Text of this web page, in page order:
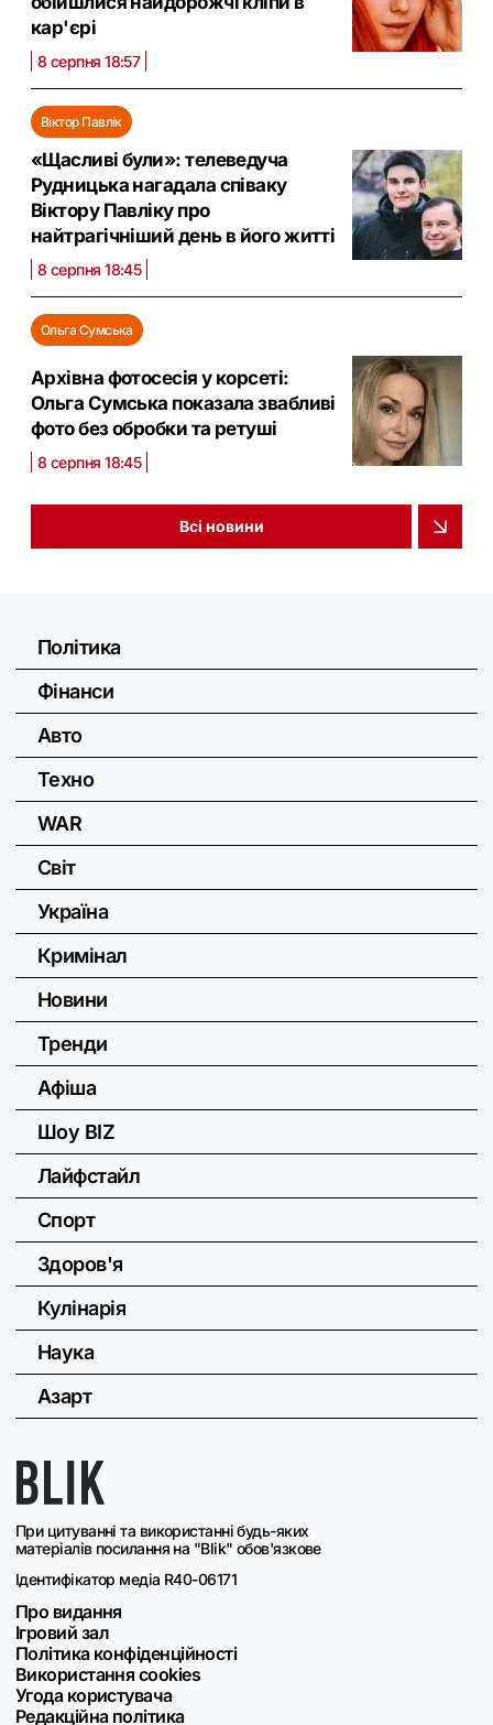
кар'єрі
8 серпня 18:57
Віктор Павлік
«Щасливі були»: телеведуча
Рудницька нагадала співаку
Віктору Павліку про
найтрагічніший день в його житті
8 серпня 18:45
Ольга Сумська
Архівна фотосесія у корсеті:
Ольга Сумська показала звабливі
фото без обробки та ретуші
8 серпня 18:45
Всі новини
При цитуванні та використанні будь-яких
матеріалів посилання на "Blik" обов'язкове
Ідентифікатор медіа R40-06171
Про видання
Ігровий зал
Політика конфіденційності
Використання cookies
Угода користувача
Редакційна політика
Політика
Фінанси
Авто
Техно
WAR
Світ
Україна
Кримінал
Новини
Тренди
Афіша
Шоу BIZ
Лайфстайл
Спорт
Здоров'я
Кулінарія
Наука
Азарт